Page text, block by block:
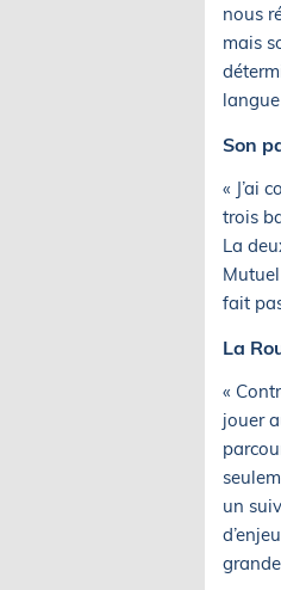
nous
mais
Son
« J’ai
trois
La
fait
La
«
jouer
un